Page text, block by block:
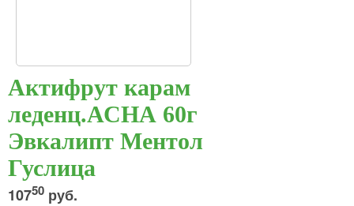
Актифрут карам
леденц.АСНА 60г
Эвкалипт Ментол
Гуслица
10750 руб.